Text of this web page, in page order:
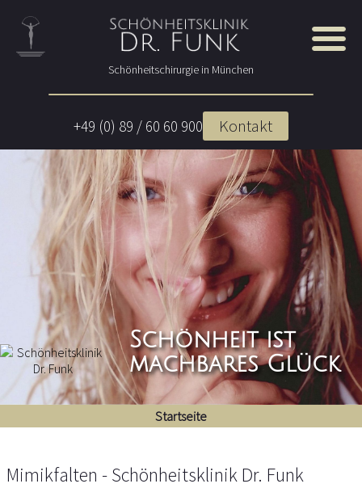
Schönheitschirurgie in München
+49 (0) 89 / 60 60 900 Kontakt
Schönheit ist
machbares Glück
Startseite
Mimikfalten - Schönheitsklinik Dr. Funk